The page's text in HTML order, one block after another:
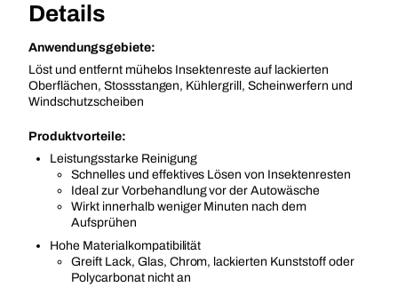
Details
Anwendungsgebiete:
Löst und entfernt mühelos Insektenreste auf lackierten
Oberflächen, Stossstangen, Kühlergrill, Scheinwerfern und
Windschutzscheiben
Produktvorteile:
Leistungsstarke Reinigung
Schnelles und effektives Lösen von Insektenresten
Ideal zur Vorbehandlung vor der Autowäsche
Wirkt innerhalb weniger Minuten nach dem
Aufsprühen
Hohe Materialkompatibilität
Greift Lack, Glas, Chrom, lackierten Kunststoff oder
Polycarbonat nicht an